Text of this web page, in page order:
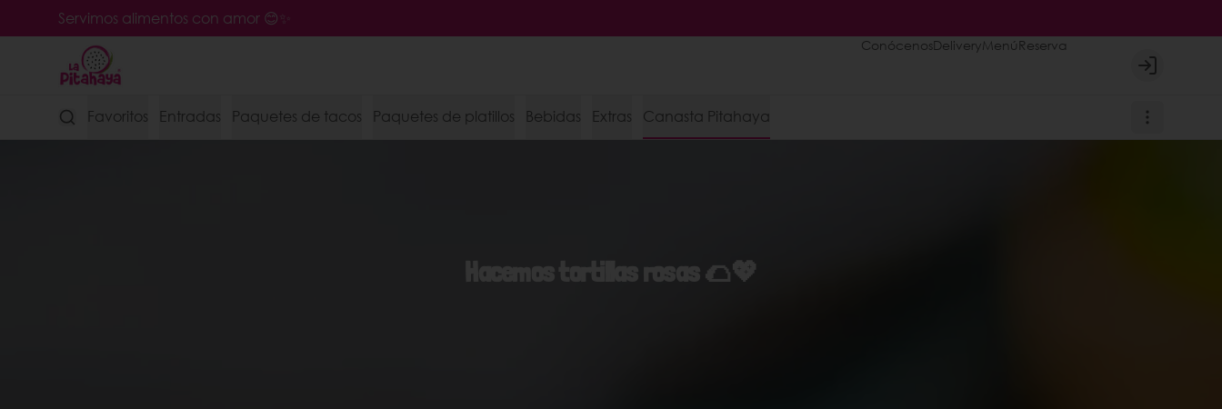
Servimos alimentos con amor 😊✨
ConócenosDeliveryMenúReserva
Login
Favoritos Entradas Paquetes de tacos Paquetes de platillos Bebidas Extras Canasta Pitahaya
Hacemos tortillas rosas 🌮💖